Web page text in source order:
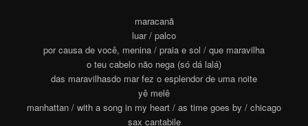
maracanã
luar / palco
por causa de você, menina / praia e sol / que maravilha
o teu cabelo não nega (só dá lalá)
das maravilhasdo mar fez o esplendor de uma noite
yê melê
manhattan / with a song in my heart / as time goes by / chicago
sax cantabile